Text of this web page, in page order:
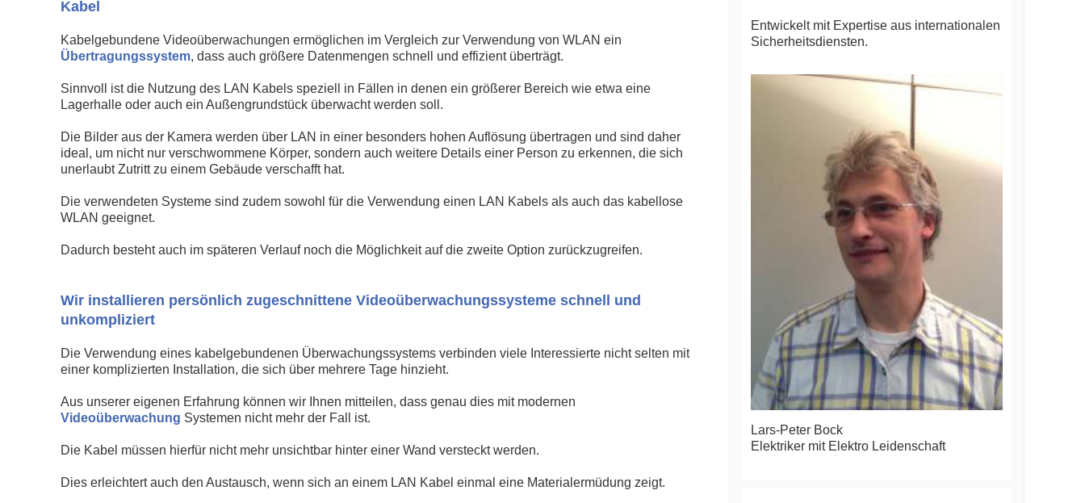
Kabel
Kabelgebundene Videoüberwachungen ermöglichen im Vergleich zur Verwendung von WLAN ein
Übertragungssystem, dass auch größere Datenmengen schnell und effizient überträgt.
Sinnvoll ist die Nutzung des LAN Kabels speziell in Fällen in denen ein größerer Bereich wie etwa eine
Lagerhalle oder auch ein Außengrundstück überwacht werden soll.
Die Bilder aus der Kamera werden über LAN in einer besonders hohen Auflösung übertragen und sind daher
ideal, um nicht nur verschwommene Körper, sondern auch weitere Details einer Person zu erkennen, die sich
unerlaubt Zutritt zu einem Gebäude verschafft hat.
Die verwendeten Systeme sind zudem sowohl für die Verwendung einen LAN Kabels als auch das kabellose
WLAN geeignet.
Dadurch besteht auch im späteren Verlauf noch die Möglichkeit auf die zweite Option zurückzugreifen.
Wir installieren persönlich zugeschnittene Videoüberwachungssysteme schnell und
unkompliziert
Die Verwendung eines kabelgebundenen Überwachungssystems verbinden viele Interessierte nicht selten mit
einer komplizierten Installation, die sich über mehrere Tage hinzieht.
Aus unserer eigenen Erfahrung können wir Ihnen mitteilen, dass genau dies mit modernen
Videoüberwachung Systemen nicht mehr der Fall ist.
Die Kabel müssen hierfür nicht mehr unsichtbar hinter einer Wand versteckt werden.
Dies erleichtert auch den Austausch, wenn sich an einem LAN Kabel einmal eine Materialermüdung zeigt.
Entwickelt mit Expertise aus internationalen
Sicherheitsdiensten.
Lars-Peter Bock
Elektriker mit Elektro Leidenschaft